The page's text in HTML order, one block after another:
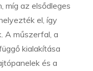
míg az elsődleges
el, így
A műszerfal, a
kialakítása
és a